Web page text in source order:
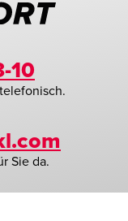
10
Sie da.